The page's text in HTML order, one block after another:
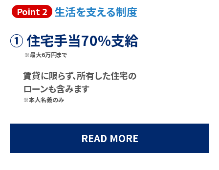
Point 2 生活を支える制度
① 住宅手当70%支給
※最大6万円まで
賃貸に限らず、所有した住宅の
ローンも含みます
※本人名義のみ
READ MORE